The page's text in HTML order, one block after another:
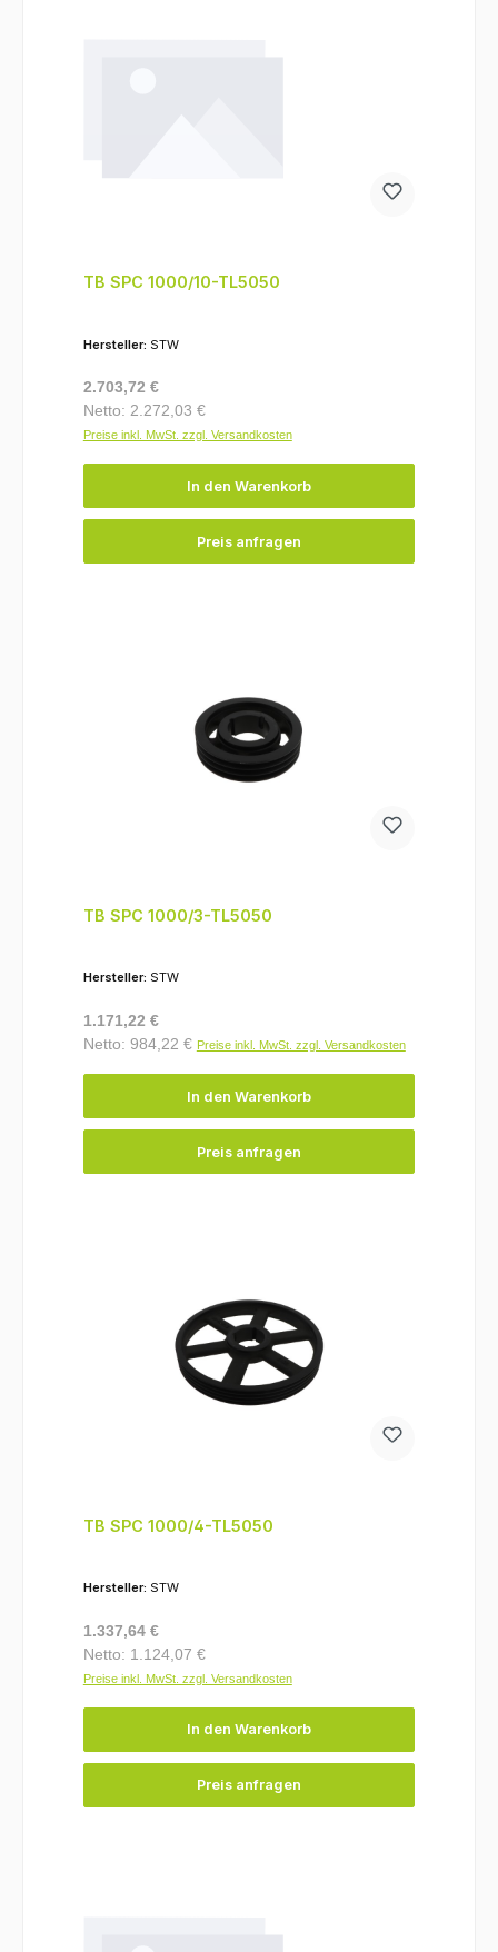
TB SPC 1000/10-TL5050
Hersteller: STW
Regulärer Preis:
2.703,72 €
Netto: 2.272,03 €
Preise inkl. MwSt. zzgl. Versandkosten
In den Warenkorb
Preis anfragen
TB SPC 1000/3-TL5050
Hersteller: STW
Regulärer Preis:
1.171,22 €
Netto: 984,22 € Preise inkl. MwSt. zzgl. Versandkosten
In den Warenkorb
Preis anfragen
TB SPC 1000/4-TL5050
Hersteller: STW
Regulärer Preis:
1.337,64 €
Netto: 1.124,07 €
Preise inkl. MwSt. zzgl. Versandkosten
In den Warenkorb
Preis anfragen